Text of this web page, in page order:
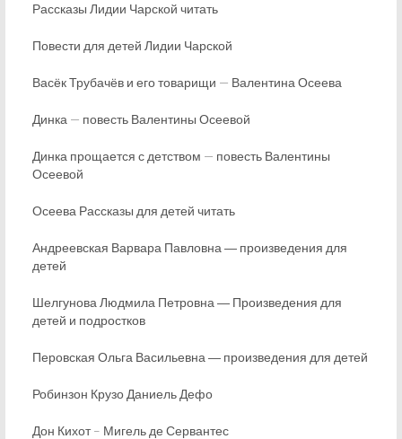
Рассказы Лидии Чарской читать
Повести для детей Лидии Чарской
Васёк Трубачёв и его товарищи — Валентина Осеева
Динка — повесть Валентины Осеевой
Динка прощается с детством — повесть Валентины
Осеевой
Осеева Рассказы для детей читать
Андреевская Варвара Павловна ― произведения для
детей
Шелгунова Людмила Петровна ― Произведения для
детей и подростков
Перовская Ольга Васильевна ― произведения для детей
Робинзон Крузо Даниель Дефо
Дон Кихот – Мигель де Сервантес